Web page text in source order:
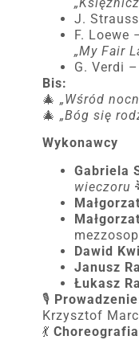
J.
F. Loewe
„My Fair
G. Verdi
Bis:
🎄„Wśród
🎄„Bóg się
Wykonawcy
Gabriela
wieczoru
Dawid
Janusz
Łukasz
🎙
Krzysztof
💃